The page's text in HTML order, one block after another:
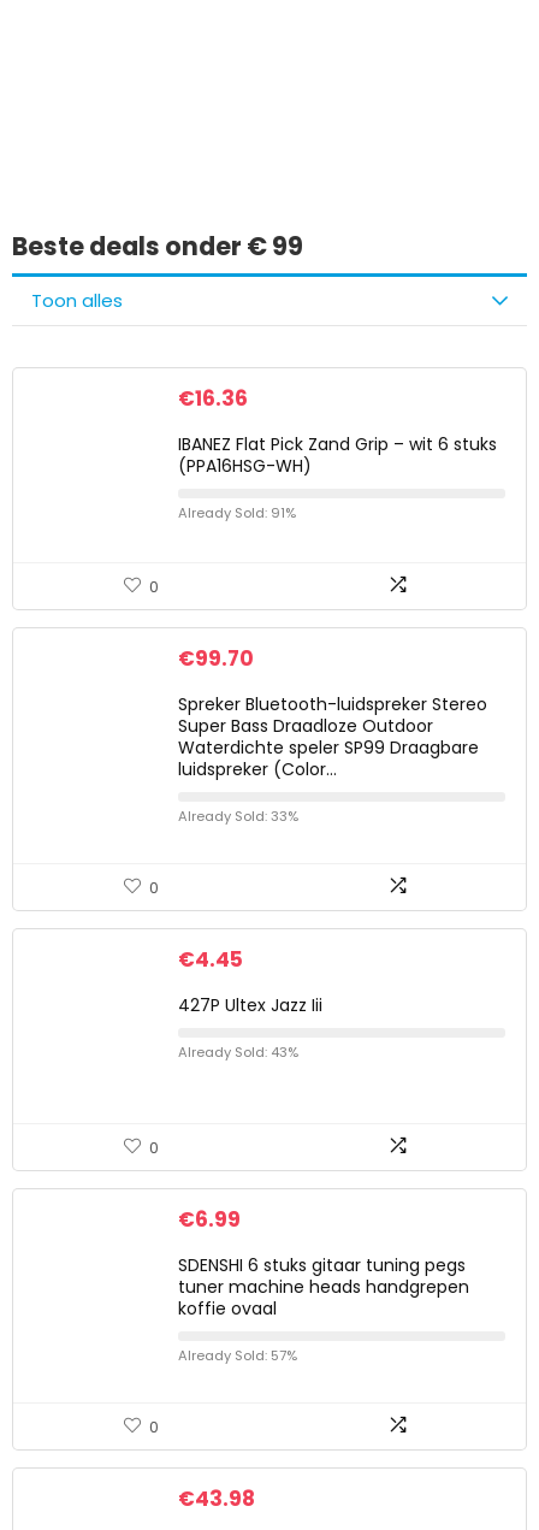
Beste deals onder € 99
Toon alles
€16.36
IBANEZ Flat Pick Zand Grip – wit 6 stuks
(PPA16HSG-WH)
Already Sold: 91%
0
€99.70
Spreker Bluetooth-luidspreker Stereo
Super Bass Draadloze Outdoor
Waterdichte speler SP99 Draagbare
luidspreker (Color…
Already Sold: 33%
0
€4.45
427P Ultex Jazz Iii
Already Sold: 43%
0
€6.99
SDENSHI 6 stuks gitaar tuning pegs
tuner machine heads handgrepen
koffie ovaal
Already Sold: 57%
0
€43.98